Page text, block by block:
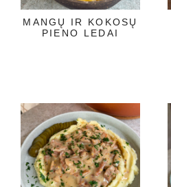
MANGŲ IR KOKOSŲ
PIENO LEDAI